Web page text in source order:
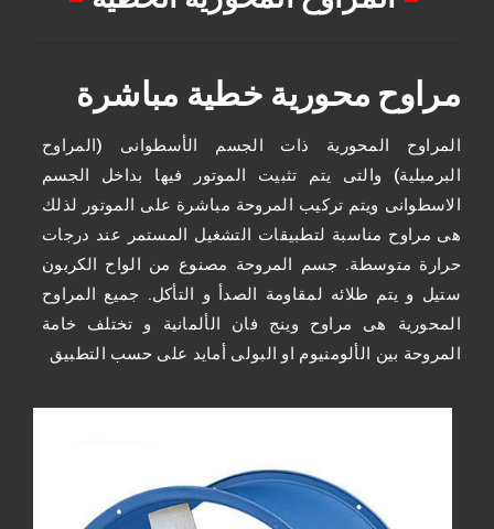
مراوح محورية خطية مباشرة
المراوح المحورية ذات الجسم الأسطوانى (المراوح
البرميلية) والتى يتم تثبيت الموتور فيها بداخل الجسم
الاسطوانى ويتم تركيب المروحة مباشرة على الموتور لذلك
هى مراوح مناسبة لتطبيقات التشغيل المستمر عند درجات
حرارة متوسطة. جسم المروحة مصنوع من الواح الكربون
ستيل و يتم طلائه لمقاومة الصدأ و التأكل. جميع المراوح
المحورية هى مراوح وينج فان الألمانية و تختلف خامة
المروحة بين الألومنيوم او البولى أمايد على حسب التطبيق